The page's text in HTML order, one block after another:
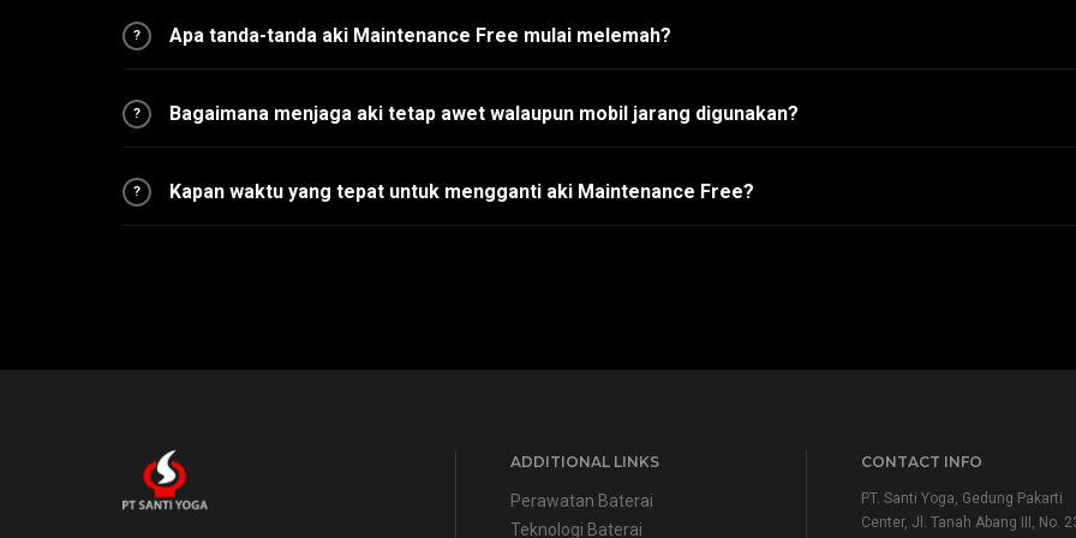
? Apa tanda-tanda aki Maintenance Free mulai melemah?
? Bagaimana menjaga aki tetap awet walaupun mobil jarang digunakan?
? Kapan waktu yang tepat untuk mengganti aki Maintenance Free?
ADDITIONAL LINKS
Perawatan Baterai
Teknologi Baterai
CONTACT INFO
PT. Santi Yoga, Gedung Pakarti
Center, Jl. Tanah Abang III, No.